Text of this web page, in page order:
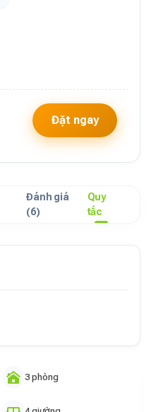
Đặt ngay
Đánh giá
(6)
Quy
tắc
3 phòng